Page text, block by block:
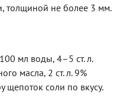
толщиной не более 3 мм.
мл воды, 4–5 ст. л.
масла, 2 ст. л. 9%
щепоток соли по вкусу.